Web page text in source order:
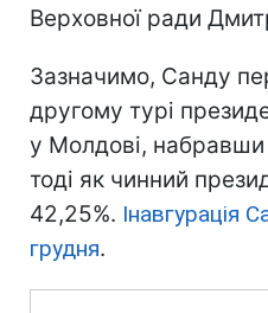
Верховної ради
Зазначимо, Санду
другому турі
у Молдові, набравши
тоді як чинний
42,25%. Інавгурація
грудня.